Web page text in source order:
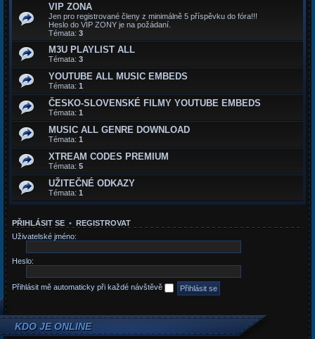
VIP ZONA
Jen pro registrované členy z minimálně 5 příspěvku do fóra!!!
Heslo do VIP ZONY je na požádaní.
Témata: 3
M3U PLAYLIST ALL
Témata: 3
YOUTUBE ALL MUSIC EMBEDS
Témata: 1
ČESKO-SLOVENSKÉ FILMY YOUTUBE EMBEDS
Témata: 1
MUSIC ALL GENRE DOWNLOAD
Témata: 1
XTREAM CODES PREMIUM
Témata: 5
UŽITEČNÉ ODKAZY
Témata: 1
PŘIHLÁSIT SE • REGISTROVAT
Uživatelské jméno:
Heslo:
Přihlásit mě automaticky při každé návštěvě
KDO JE ONLINE